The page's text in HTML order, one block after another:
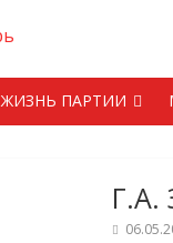
ЖИЗНЬ ПАРТИИ
Г.А.